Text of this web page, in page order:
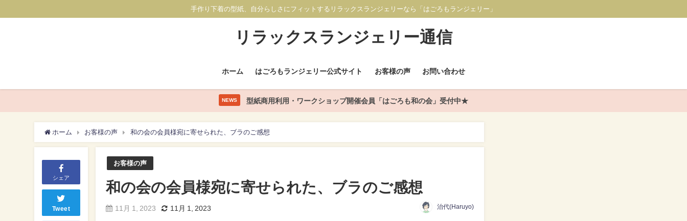
手作り下着の型紙、自分らしさにフィットするリラックスランジェリーなら「はごろもランジェリー」
リラックスランジェリー通信
ホーム はごろもランジェリー公式サイト お客様の声 お問い合わせ
NEWS 型紙商用利用・ワークショップ開催会員「はごろも和の会」受付中★
ホーム お客様の声 和の会の会員様宛に寄せられた、ブラのご感想
シェア
Tweet
お客様の声
和の会の会員様宛に寄せられた、ブラのご感想
11月 1, 2023 11月 1, 2023 治代(Haruyo)